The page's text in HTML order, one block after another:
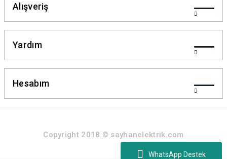
WhatsApp Destek
Alışveriş
Yardım
Hesabım
Copyright 2018 © sayhanelektrik.com